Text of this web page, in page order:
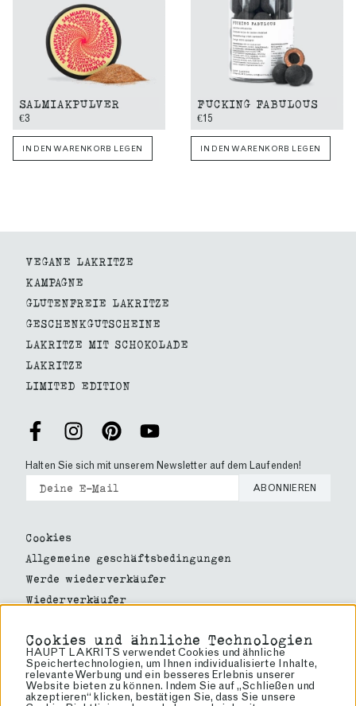
SALMIAKPULVER
€3
IN DEN WARENKORB LEGEN
FUCKING FABULOUS
€15
IN DEN WARENKORB LEGEN
VEGANE LAKRITZE
KAMPAGNE
GLUTENFREIE LAKRITZE
GESCHENKGUTSCHEINE
LAKRITZE MIT SCHOKOLADE
LAKRITZE
LIMITED EDITION
Halten Sie sich mit unserem Newsletter auf dem Laufenden!
ABONNIEREN
Cookies
Allgemeine geschäftsbedingungen
Werde wiederverkäufer
Wiederverkäufer
Über uns
Haupt Lakrits
Rörvägen 60
Cookies und ähnliche Technologien
HAUPT LAKRITS verwendet Cookies und ähnliche
Speichertechnologien, um Ihnen individualisierte Inhalte,
relevante Werbung und ein besseres Erlebnis unserer
Website bieten zu können. Indem Sie auf „Schließen und
akzeptieren“ klicken, bestätigen Sie, dass Sie unsere